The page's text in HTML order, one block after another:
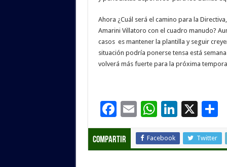
Ahora ¿Cuál será el camino para la
Amarini Villatoro con el cuadro manudo?
casos es mantener la plantilla y seguir
situación podría ponerse tensa está
volverá más fuerte para la próxima
F
ac
e
E
ai
W
at
Li
k
X C
Compartir Facebook Twitter